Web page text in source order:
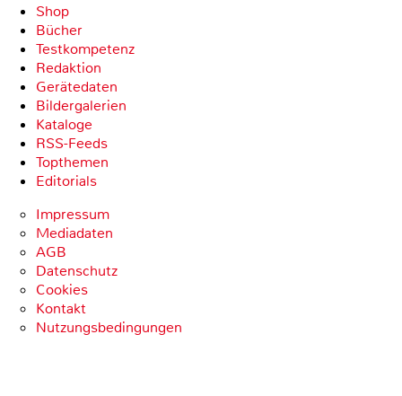
Shop
Bücher
Testkompetenz
Redaktion
Gerätedaten
Bildergalerien
Kataloge
RSS-Feeds
Topthemen
Editorials
Impressum
Mediadaten
AGB
Datenschutz
Cookies
Kontakt
Nutzungsbedingungen